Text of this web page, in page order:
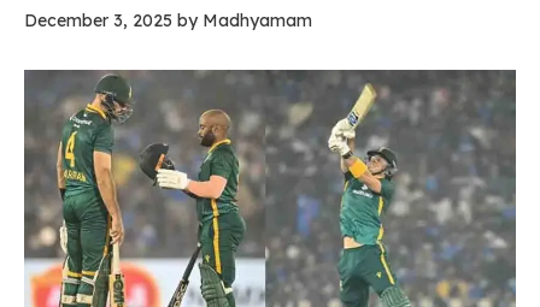
December 3, 2025 by Madhyamam